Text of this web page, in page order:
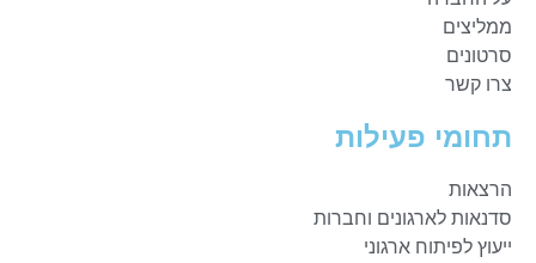
ממליצים
סרטונים
צרו קשר
תחומי פעילות
הרצאות
סדנאות לארגונים וחברות
ייעוץ לפיתוח ארגוני